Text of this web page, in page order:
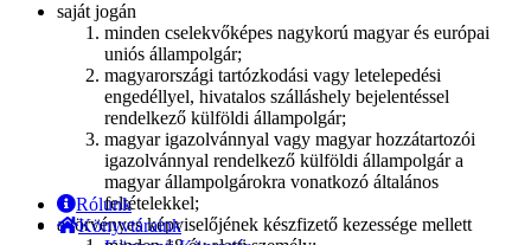
saját jogán
minden cselekvőképes nagykorú magyar és európai
uniós állampolgár;
magyarországi tartózkodási vagy letelepedési
engedéllyel, hivatalos szálláshely bejelentéssel
rendelkező külföldi állampolgár;
magyar igazolvánnyal vagy magyar hozzátartozói
igazolvánnyal rendelkező külföldi állampolgár a
magyar állampolgárokra vonatkozó általános
feltételekkel;
a törvényes képviselőjének készfizető kezessége mellett
Rólunk
Könyvtáraink